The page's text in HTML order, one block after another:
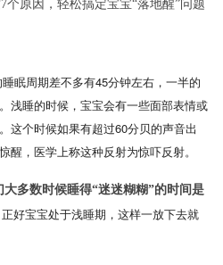
眠周期差不多有45分钟左右，一半的
浅睡的时候，宝宝会有一些面部表情或
这个时候如果有超过60分贝的声音出
醒，医学上称这种反射为惊吓反射。
大多数时候睡得“迷迷糊糊”的时间是
好宝宝处于浅睡期，这样一放下去就